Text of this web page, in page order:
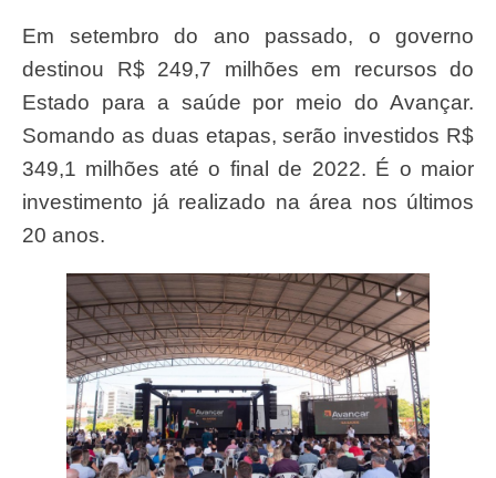
Em setembro do ano passado, o governo
destinou R$ 249,7 milhões em recursos do
Estado para a saúde por meio do Avançar.
Somando as duas etapas, serão investidos R$
349,1 milhões até o final de 2022. É o maior
investimento já realizado na área nos últimos
20 anos.